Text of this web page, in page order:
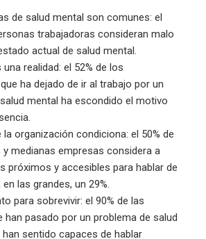
de salud mental son comunes: el
trabajadoras consideran malo
actual de salud mental.
realidad: el 52% de los
ha dejado de ir al trabajo por un
mental ha escondido el motivo
la organización condiciona: el 50% de
y medianas empresas considera a
próximos y accesibles para hablar de
las grandes, un 29%.
para sobrevivir: el 90% de las
han pasado por un problema de salud
sentido capaces de hablar